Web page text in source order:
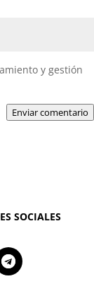
y gestión
Enviar comentario
SOCIALES